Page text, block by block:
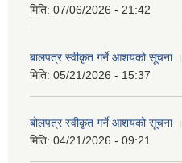
मिति: 07/06/2026 - 21:42
बालपत्र स्वीकृत गर्ने आशयको सूचना ।
मिति: 05/21/2026 - 15:37
बोलपत्र स्वीकृत गर्ने आशयको सूचना ।
मिति: 04/21/2026 - 09:21